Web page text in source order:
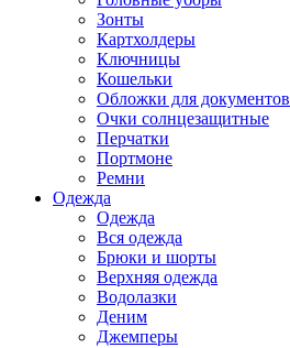
Зонты
Картхолдеры
Ключницы
Кошельки
Обложки для документов
Очки солнцезащитные
Перчатки
Портмоне
Ремни
Одежда
Одежда
Вся одежда
Брюки и шорты
Верхняя одежда
Водолазки
Деним
Джемперы